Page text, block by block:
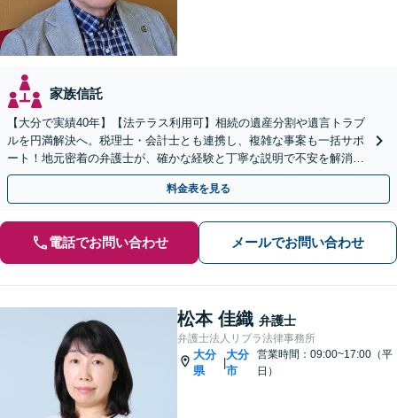
家族信託
【大分で実績40年】【法テラス利用可】相続の遺産分割や遺言トラブ
ルを円満解決へ。税理士・会計士とも連携し、複雑な事案も一括サポ
ート！地元密着の弁護士が、確かな経験と丁寧な説明で不安を解消し
ます。まずはお気軽にご相談ください。【休日面談可】
料金表を見る
電話でお問い合わせ メールでお問い合わせ
松本 佳織 弁護士
弁護士法人リブラ法律事務所
大分
県
|
大分
市
営業時間：09:00~17:00（平
日）